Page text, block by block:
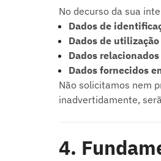
No decurso da sua
Dados de
Dados de
Dados
Dados fornecidos
Não solicitamos nem
inadvertidamente,
4.